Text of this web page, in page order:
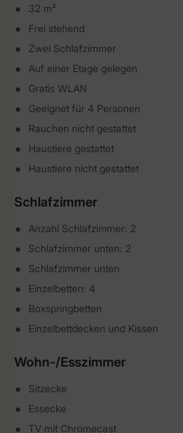
32 m²
Frei stehend
Zwei Schlafzimmer
Auf einer Etage gelegen
Gratis WLAN
Geeignet für 4 Personen
Rauchen nicht gestattet
Haustiere gestattet
Haustiere nicht gestattet
Schlafzimmer
Anzahl Schlafzimmer: 2
Schlafzimmer unten: 2
Schlafzimmer unten
Einzelbetten: 4
Boxspringbetten
Einzelbettdecken und Kissen
Wohn-/Esszimmer
Sitzecke
Essecke
TV mit Chromecast